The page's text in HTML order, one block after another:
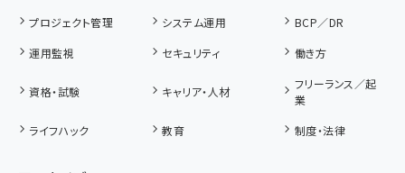
プロジェクト管理
システム運用
BCP／DR
運用監視
セキュリティ 働き方
資格・試験 キャリア・人材
フリーランス／起
業
ライフハック
教育 制度・法律